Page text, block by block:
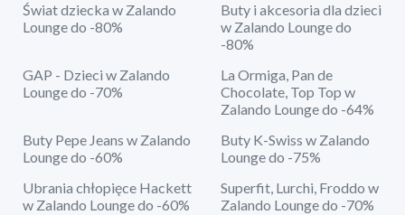
Świat dziecka w Zalando
Lounge do -80%
Buty i akcesoria dla dzieci
w Zalando Lounge do
-80%
GAP - Dzieci w Zalando
Lounge do -70%
La Ormiga, Pan de
Chocolate, Top Top w
Zalando Lounge do -64%
Buty Pepe Jeans w Zalando
Lounge do -60%
Buty K-Swiss w Zalando
Lounge do -75%
Ubrania chłopięce Hackett
w Zalando Lounge do -60%
Superfit, Lurchi, Froddo w
Zalando Lounge do -70%